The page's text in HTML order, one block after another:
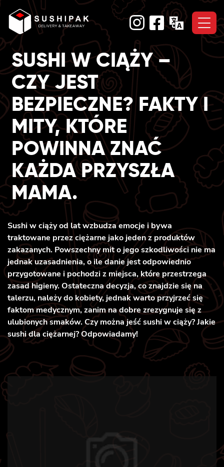
Skip
content
SUSHI W CIĄŻY –
CZY JEST
BEZPIECZNE? FAKTY I
MITY, KTÓRE
POWINNA ZNAĆ
KAŻDA PRZYSZŁA
MAMA.
Sushi w ciąży od lat wzbudza emocje i bywa
traktowane przez ciężarne jako jeden z produktów
zakazanych. Powszechny mit o jego szkodliwości nie ma
jednak uzasadnienia, o ile danie jest odpowiednio
przygotowane i pochodzi z miejsca, które przestrzega
zasad higieny. Ostateczna decyzja, co znajdzie się na
talerzu, należy do kobiety, jednak warto przyjrzeć się
faktom medycznym, zanim na dobre zrezygnuje się z
ulubionych smaków. Czy można jeść sushi w ciąży? Jakie
sushi dla ciężarnej? Odpowiadamy!